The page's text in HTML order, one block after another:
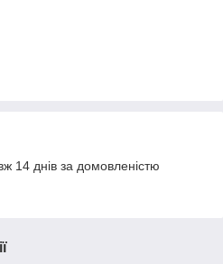
14 днів за домовленістю